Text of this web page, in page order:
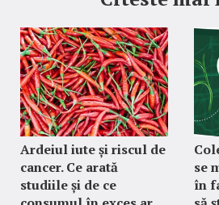
Ardeiul iute și riscul de
cancer. Ce arată
studiile și de ce
se
în